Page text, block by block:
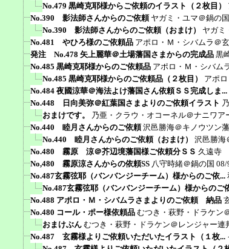
No.479 黒崎克耶様からご依頼のイラスト（２枚目）
No.390 影法師さんからのご依頼 ヤガミ・ユマ＠鍋の国
No.390 影法師さんからのご依頼（おまけ）
ヤガミ
No.481 やひろ様のご依頼品 アポロ・Ｍ・シバムラ＠
発注 No.478 矢上麗華＠土場藩国さまからの完成品 黒
No.485 黒崎克耶様からのご依頼品 アポロ・Ｍ・シバム
No.485 黒崎克耶様からのご依頼品（２枚目）
アポ
No.484 夜國涼華＠海法よけ藩国さん依頼ＳＳ完成しま...
No.448 日向美弥＠紅葉国さまよりのご依頼イラスト
おまけです。
乃亜・クラウ・オコーネル＠ナニワア
No.440 睦月さんからのご依頼 沢邑勝海＠キノウツン
No.440 睦月さんからのご依頼（おまけ）
沢邑勝海
No.480 霧原 涼＠芥辺境藩国様ご依頼分ＳＳ 久遠寺
No,480 霧原涼さんからの依頼SS 八守時緒＠鍋の国 08/
No.487玄霧弦耶（バンバンジーチーム）様からのご依...
No.487玄霧弦耶（バンバンジーチーム）様からのご
No.488 アポロ・Ｍ・シバムラさまよりのご依頼 納品
No.480 コール・ポー様依頼品 むつき・萩野・ドラケン
おまけぶん むつき・萩野・ドラケン＠レンジャー連
No.487 玄霧様よりご依頼いただいたイラスト（１枚...